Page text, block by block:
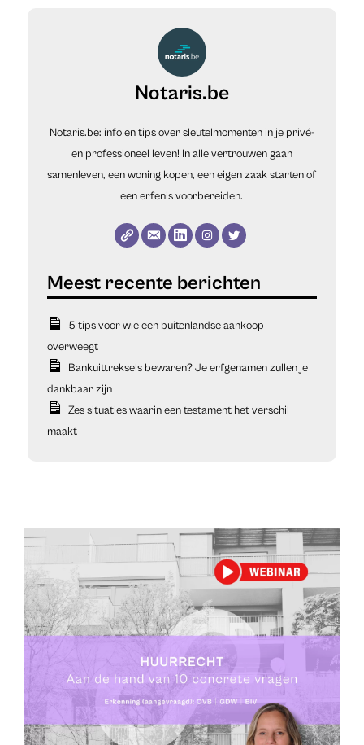
Notaris.be
Notaris.be: info en tips over sleutelmomenten in je privé-
en professioneel leven! In alle vertrouwen gaan
samenleven, een woning kopen, een eigen zaak starten of
een erfenis voorbereiden.
5 tips voor wie een buitenlandse aankoop
overweegt
Bankuittreksels bewaren? Je erfgenamen zullen je
dankbaar zijn
Zes situaties waarin een testament het verschil
maakt